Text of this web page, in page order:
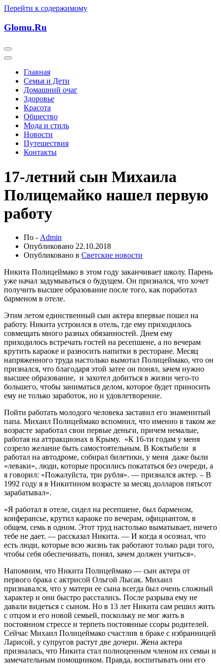
Перейти к содержимому
Glomu.Ru
Главная
Семья и Дети
Домашний очаг
Здоровье
Красота
Общество
Мода и стиль
Новости
Путешествия
Контакты
17-летний сын Михаила
Полицемайко нашел первую
работу
По - Admin
Опубликовано 22.10.2018
Опубликовано в Светские новости
Никита Полицеймако в этом году заканчивает школу. Парень
уже начал задумываться о будущем. Он признался, что хочет
получить высшее образование после того, как поработал
барменом в отеле.
Этим летом единственный сын актера впервые пошел на
работу. Никита устроился в отель, где ему приходилось
совмещать много разных обязанностей. Днем ему
приходилось встречать гостей на ресепшене, а по вечерам
крутить караоке и разносить напитки в ресторане. Месяц
напряженного труда настолько вымотал Полицеймако, что он
признался, что благодаря этой затее он понял, зачем нужно
высшее образование, и захотел добиться в жизни чего-то
большего, чтобы заниматься делом, которое будет приносить
ему не только заработок, но и удовлетворение.
Пойти работать молодого человека заставил его знаменитый
папа. Михаил Полицеймако вспомнил, что именно в таком же
возрасте заработал свои первые деньги, причем немалые,
работая на аттракционах в Крыму. «К 16-ти годам у меня
созрело желание быть самостоятельным. В Коктыбели я
работал на автодроме, собирал билетики, у меня даже были
«леваки», люди, которые просились покататься без очереди, а
я говорил: «Пожалуйста, три рубля». — признался актер. – В
1992 году я в Никитином возрасте за месяц долларов пятьсот
зарабатывал».
«Я работал в отеле, сидел на ресепшене, был барменом,
конферансье, крутил караоке по вечерам, официантом, в
общем, семь в одном. Этот труд настолько выматывает, ничего
тебе не дает. — рассказал Никита. — И когда я осознал, что
есть люди, которые всю жизнь так работают только ради того,
чтобы себя обеспечивать, понял, зачем должен учиться».
Напомним, что Никита Полицеймако — сын актера от
первого брака с актрисой Ольгой Лысак. Михаил
признавался, что у матери ее сына всегда был очень сложный
характер и они быстро расстались. После разрыва ему не
давали видеться с сыном. Но в 13 лет Никита сам решил жить
с отцом и его новой семьей, поскольку не мог жить в
постоянном стрессе и терпеть постоянные ссоры родителей.
Сейчас Михаил Полицеймако счастлив в браке с избранницей
Ларисой, у супругов растут две дочери. Жена актера
призналась, что Никита стал полноценным членом их семьи и
замечательным помощником. Правда, воспитывать они его